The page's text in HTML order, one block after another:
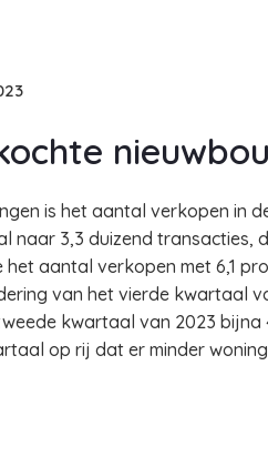
is het aantal verkopen in
naar 3,3 duizend transacties,
aantal verkopen met 6,1
van het vierde kwartaal
kwartaal van 2023 bijna
op rij dat er minder